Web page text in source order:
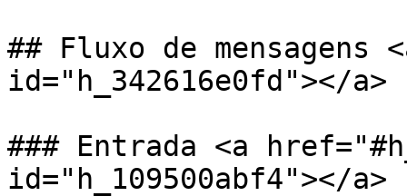
## Fluxo de mensagens
id="h_342616e0fd"></a>
### Entrada <a
id="h_109500abf4"></a>